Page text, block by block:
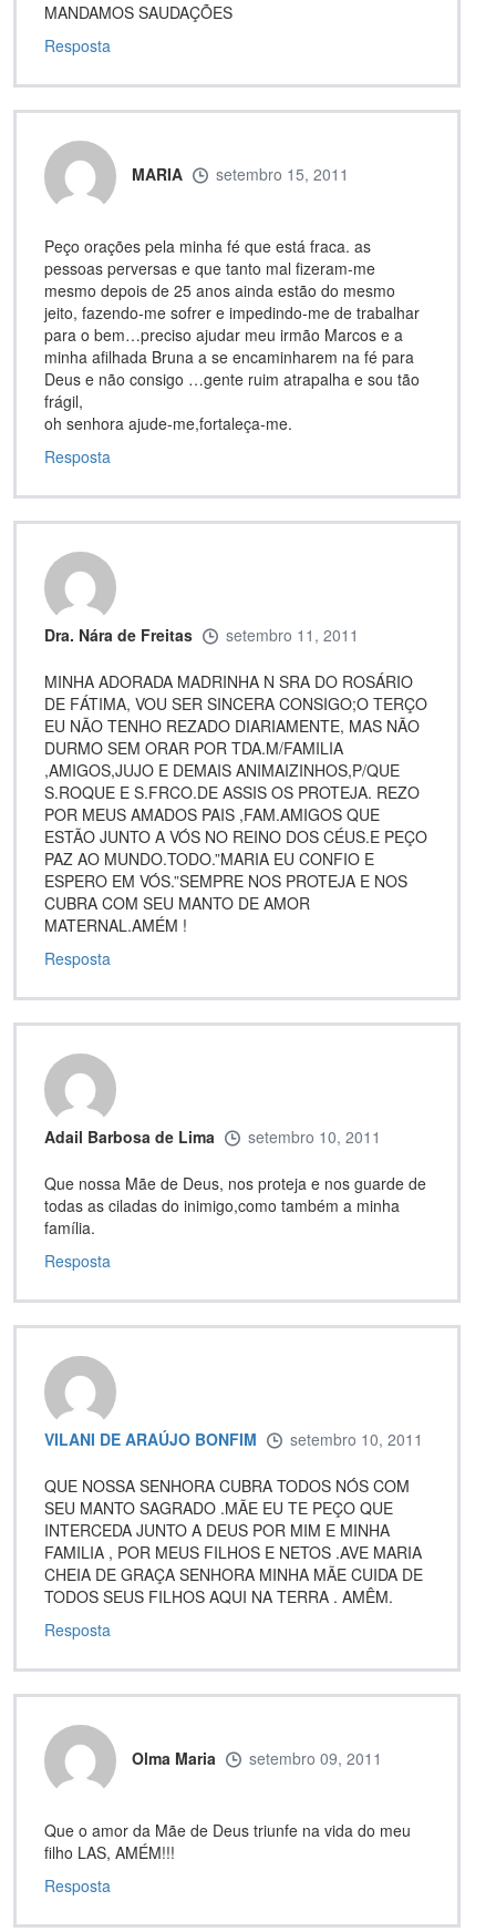
MANDAMOS SAUDAÇÕES
Resposta
MARIA setembro 15, 2011
Peço orações pela minha fé que está fraca. as
pessoas perversas e que tanto mal fizeram-me
mesmo depois de 25 anos ainda estão do mesmo
jeito, fazendo-me sofrer e impedindo-me de trabalhar
para o bem…preciso ajudar meu irmão Marcos e a
minha afilhada Bruna a se encaminharem na fé para
Deus e não consigo …gente ruim atrapalha e sou tão
frágil,
oh senhora ajude-me,fortaleça-me.
Resposta
Dra. Nára de Freitas setembro 11, 2011
MINHA ADORADA MADRINHA N SRA DO ROSÁRIO
DE FÁTIMA, VOU SER SINCERA CONSIGO;O TERÇO
EU NÃO TENHO REZADO DIARIAMENTE, MAS NÃO
DURMO SEM ORAR POR TDA.M/FAMILIA
,AMIGOS,JUJO E DEMAIS ANIMAIZINHOS,P/QUE
S.ROQUE E S.FRCO.DE ASSIS OS PROTEJA. REZO
POR MEUS AMADOS PAIS ,FAM.AMIGOS QUE
ESTÃO JUNTO A VÓS NO REINO DOS CÉUS.E PEÇO
PAZ AO MUNDO.TODO.”MARIA EU CONFIO E
ESPERO EM VÓS.”SEMPRE NOS PROTEJA E NOS
CUBRA COM SEU MANTO DE AMOR
MATERNAL.AMÉM !
Resposta
Adail Barbosa de Lima setembro 10, 2011
Que nossa Mãe de Deus, nos proteja e nos guarde de
todas as ciladas do inimigo,como também a minha
família.
Resposta
VILANI DE ARAÚJO BONFIM setembro 10, 2011
QUE NOSSA SENHORA CUBRA TODOS NÓS COM
SEU MANTO SAGRADO .MÃE EU TE PEÇO QUE
INTERCEDA JUNTO A DEUS POR MIM E MINHA
FAMILIA , POR MEUS FILHOS E NETOS .AVE MARIA
CHEIA DE GRAÇA SENHORA MINHA MÃE CUIDA DE
TODOS SEUS FILHOS AQUI NA TERRA . AMÊM.
Resposta
Olma Maria setembro 09, 2011
Que o amor da Mãe de Deus triunfe na vida do meu
filho LAS, AMÉM!!!
Resposta